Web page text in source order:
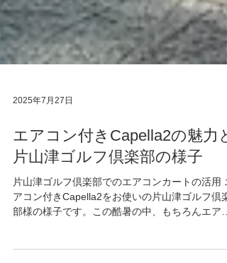
エアコン付きCapella2の魅力と